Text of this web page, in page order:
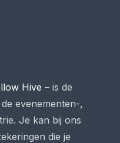
Hive – is de
evenementen-,
Je kan bij ons
die je